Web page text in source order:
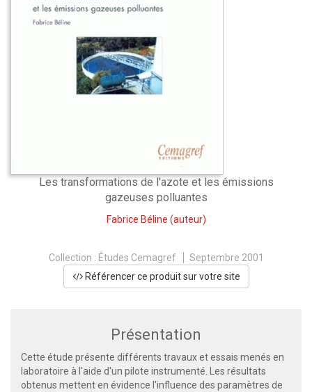
Les transformations de l'azote et les émissions
gazeuses polluantes
Fabrice Béline (auteur)
Collection : Études Cemagref
Septembre 2001
Référencer ce produit sur votre site
Présentation
Cette étude présente différents travaux et essais menés en
laboratoire à l'aide d'un pilote instrumenté. Les résultats
obtenus mettent en évidence l'influence des paramètres de